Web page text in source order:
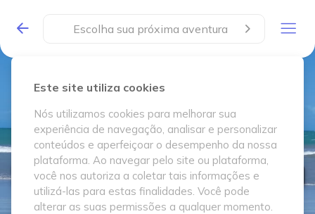
Este site utiliza cookies
Nós utilizamos cookies para melhorar sua
experiência de navegação, analisar e personalizar
conteúdos e aperfeiçoar o desempenho da nossa
plataforma. Ao navegar pelo site ou plataforma,
você nos autoriza a coletar tais informações e
utilizá-las para estas finalidades. Você pode
alterar as suas permissões a qualquer momento.
Escolha sua próxima aventura